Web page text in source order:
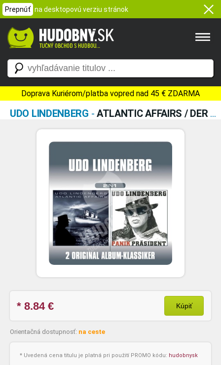
Prepnúť na desktopovú verziu stránok
Doprava Kuriérom/platba vopred nad 45 € ZDARMA
UDO LINDENBERG - ATLANTIC AFFAIRS / DER PANIK PRASIDENT
* 8.84€ Kúpiť
Orientačná dostupnosť: na ceste
* Uvedená cena titulu je platná pri použití PROMO kódu: hudobnysk